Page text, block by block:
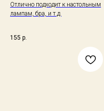
Отлично подходит к настольным
лампам, бра, и т.д.
155 р.